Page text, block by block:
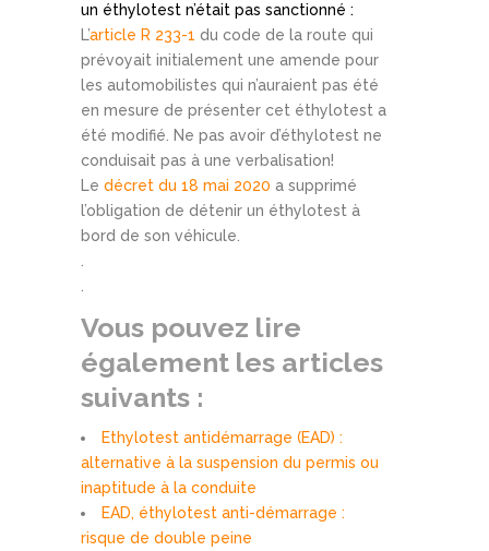
un éthylotest n’était pas sanctionné :
L’article R 233-1 du code de la route qui
prévoyait initialement une amende pour
les automobilistes qui n’auraient pas été
en mesure de présenter cet éthylotest a
été modifié. Ne pas avoir d’éthylotest ne
conduisait pas à une verbalisation!
Le décret du 18 mai 2020 a supprimé
l’obligation de détenir un éthylotest à
bord de son véhicule.
.
.
Vous pouvez lire
également les articles
suivants :
Ethylotest antidémarrage (EAD) :
alternative à la suspension du permis ou
inaptitude à la conduite
EAD, éthylotest anti-démarrage :
risque de double peine